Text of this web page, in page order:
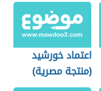
اعتماد خورشيد
(منتجة مصرية)